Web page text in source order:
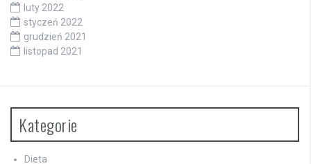
luty 2022
styczeń 2022
grudzień 2021
listopad 2021
Kategorie
Dieta